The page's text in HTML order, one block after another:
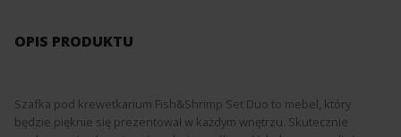
OPIS PRODUKTU
Szafka pod krewetkarium Fish&Shrimp Set Duo to mebel, który
będzie pięknie się prezentował w każdym wnętrzu. Skutecznie